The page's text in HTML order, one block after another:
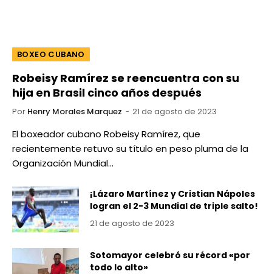
BOXEO CUBANO
Robeisy Ramírez se reencuentra con su
hija en Brasil cinco años después
Por Henry Morales Marquez 21 de agosto de 2023
El boxeador cubano Robeisy Ramírez, que
recientemente retuvo su título en peso pluma de la
Organización Mundial…
¡Lázaro Martínez y Cristian Nápoles
logran el 2-3 Mundial de triple salto!
21 de agosto de 2023
Sotomayor celebró su récord «por
todo lo alto»